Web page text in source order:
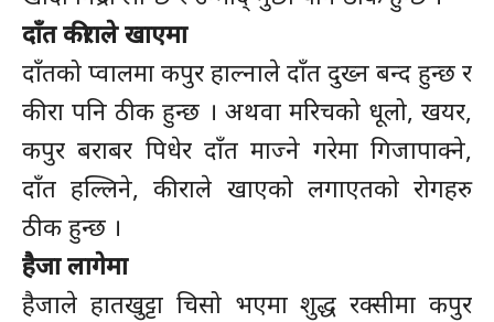
दाँत कीराले खाएमा
दाँतको प्वालमा कपुर हाल्नाले दाँत दुख्न बन्द हुन्छ र
कीरा पनि ठीक हुन्छ । अथवा मरिचको धूलो, खयर,
कपुर बराबर पिधेर दाँत माज्ने गरेमा गिजापाक्ने,
दाँत हल्लिने, कीराले खाएको लगाएतको रोगहरु
ठीक हुन्छ ।
हैजा लागेमा
हैजाले हातखुट्टा चिसो भएमा शुद्ध रक्सीमा कपुर